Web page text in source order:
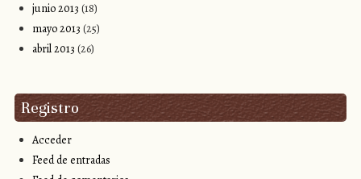
junio 2013 (18)
mayo 2013 (25)
abril 2013 (26)
Registro
Acceder
Feed de entradas